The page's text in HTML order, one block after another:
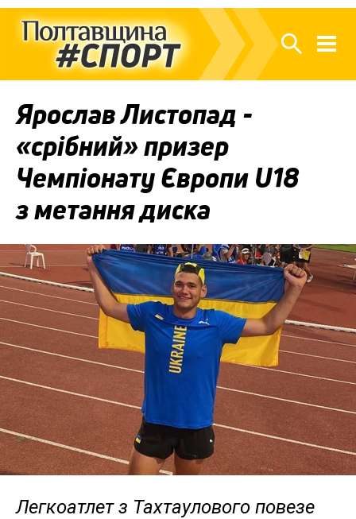
Ярослав Листопад -
«срібний» призер
Чемпіонату Європи U18
з метання диска
Легкоатлет з Тахтаулового повезе